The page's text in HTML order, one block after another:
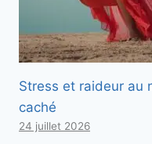
Stress et raideur au
caché
24 juillet 2026